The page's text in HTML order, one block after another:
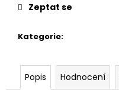
Kategorie:
Zeptat se
Popis Hodnocení